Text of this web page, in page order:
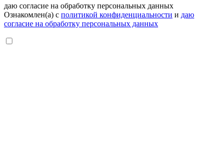
даю согласие на обработку персональных данных
Ознакомлен(а) с политикой конфиденциальности и даю
согласие на обработку персональных данных